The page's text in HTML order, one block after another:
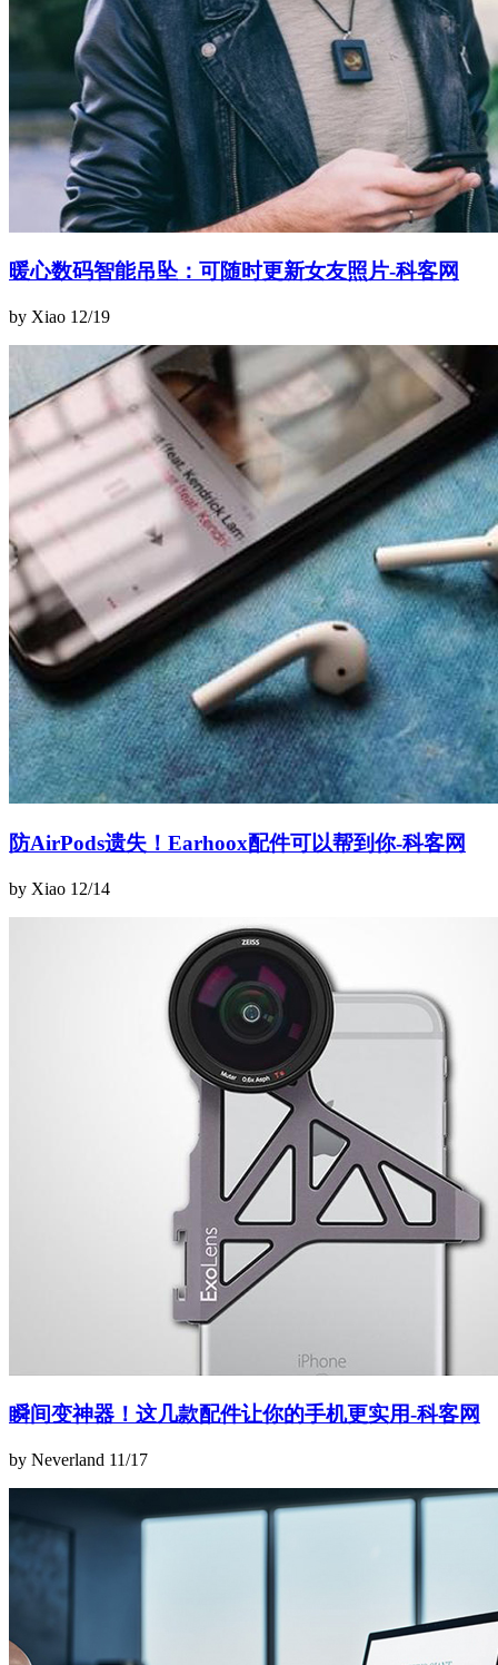
暖心数码智能吊坠：可随时更新女友照片-科客网
by Xiao 12/19
防AirPods遗失！Earhoox配件可以帮到你-科客网
by Xiao 12/14
瞬间变神器！这几款配件让你的手机更实用-科客网
by Neverland 11/17